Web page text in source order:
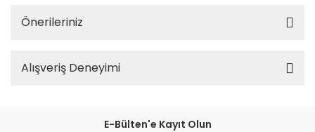
Önerileriniz
Alışveriş Deneyimi
E-Bülten'e Kayıt Olun